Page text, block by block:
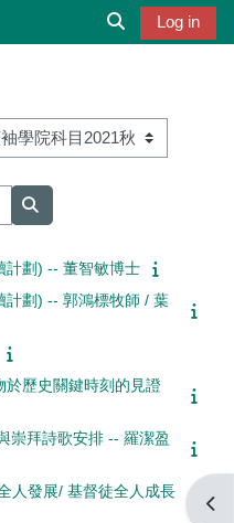
Log in
Search courses
計劃) -- 董智敏博士
計劃) -- 郭鴻標牧師 / 葉
於歷史關鍵時刻的見證
崇拜詩歌安排 -- 羅潔盈
人發展/ 基督徒全人成長